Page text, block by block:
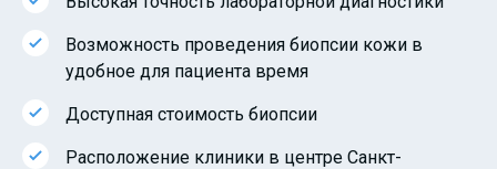
Возможность проведения биопсии кожи в
удобное для пациента время
Доступная стоимость биопсии
Расположение клиники в центре Санкт-